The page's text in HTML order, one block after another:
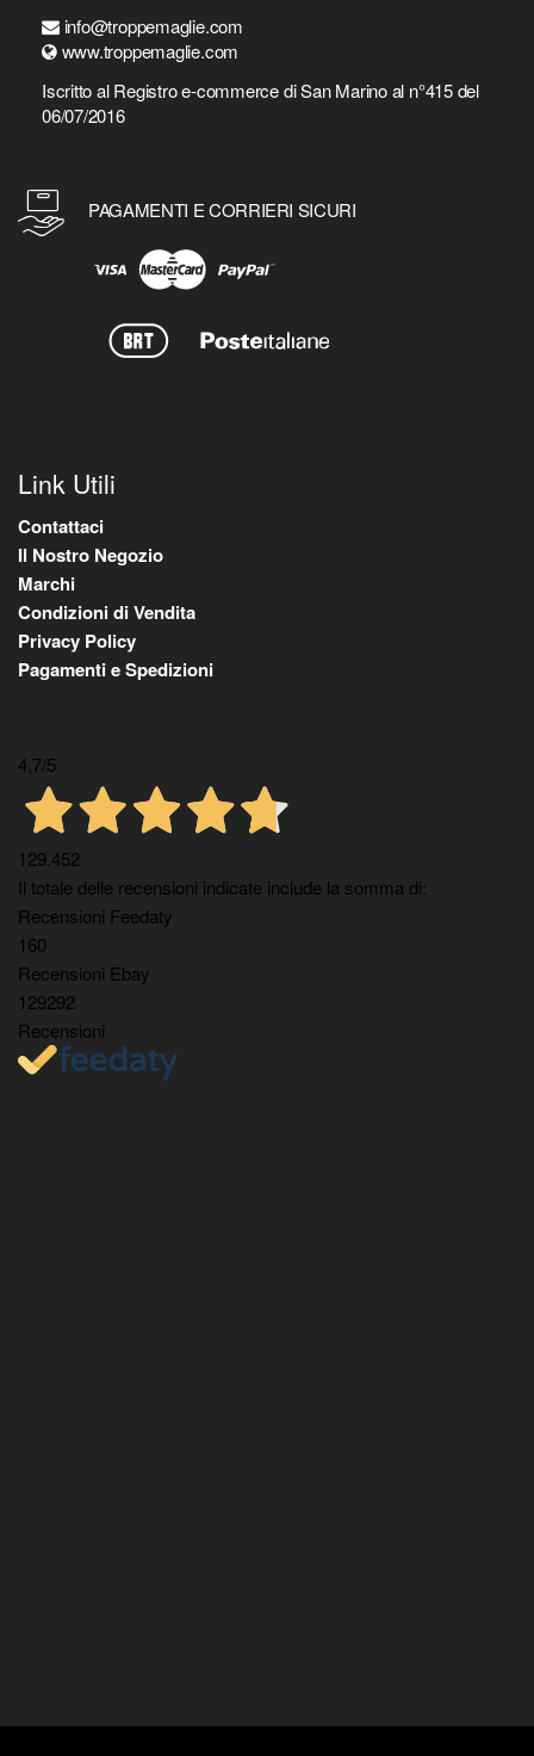
info@troppemaglie.com
www.troppemaglie.com
Iscritto al Registro e-commerce di San Marino al n°415 del
06/07/2016
PAGAMENTI E CORRIERI SICURI
Link Utili
Contattaci
Il Nostro Negozio
Marchi
Condizioni di Vendita
Privacy Policy
Pagamenti e Spedizioni
4,7/5
129.452
Il totale delle recensioni indicate include la somma di:
Recensioni Feedaty
160
Recensioni Ebay
129292
Recensioni